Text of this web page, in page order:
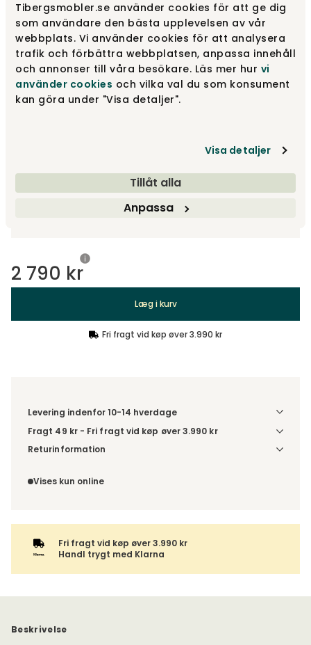
Tibergsmobler.se använder cookies för att ge dig
som användare den bästa upplevelsen av vår
webbplats. Vi använder cookies för att analysera
trafik och förbättra webbplatsen, anpassa innehåll
och annonser till våra besökare. Läs mer hur vi
använder cookies och vilka val du som konsument
kan göra under "Visa detaljer".
Visa detaljer
Tillåt alla
Anpassa
Clear 2 790 kr
Rose 2 790 kr
Tilvalg
2 790 kr
Læg i kurv
Fri fragt vid køp øver 3.990 kr
Levering indenfor 10-14 hverdage
Fragt 49 kr - Fri fragt vid køp øver 3.990 kr
Denne vare sendes til et udleveringssted. Du vælger selv i
ønsker at få din levering sendt til. For DHL kan pakken enten
leveres til et udleveringssted eller direkte til din adresse –
med samme leveringsmetode.
Returinformation
ordre.
Vises kun online
Fri fragt vid køp øver 3.990 kr
Handl trygt med Klarna
Beskrivelse